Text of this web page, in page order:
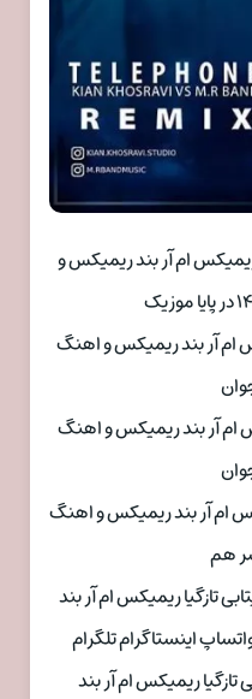
ام آر بند ریمیکس و
ام آر بند ریمیکس و اهنگ
ام آر بند ریمیکس و اهنگ
ام آر بند ریمیکس و اهنگ
هم
تازگیا ریمیکس ام آر بند
اینستاگرام تلگرام
ریمیکس ام آر بند